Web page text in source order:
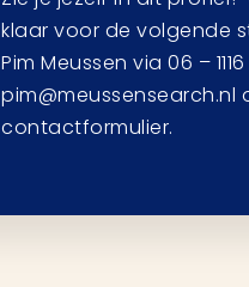
klaar voor de volgende
Pim Meussen via 06 –
contactformulier.